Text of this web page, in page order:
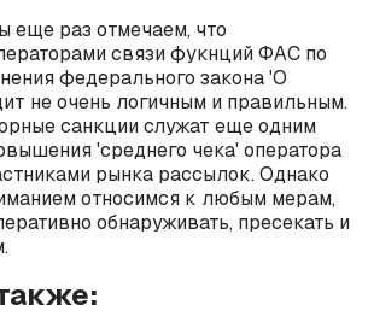
еще раз отмечаем, что
связи фукнций ФАС по
федерального закона 'О
не очень логичным и правильным.
санкции служат еще одним
'среднего чека' оператора
рынка рассылок. Однако
относимся к любым мерам,
обнаруживать, пресекать и